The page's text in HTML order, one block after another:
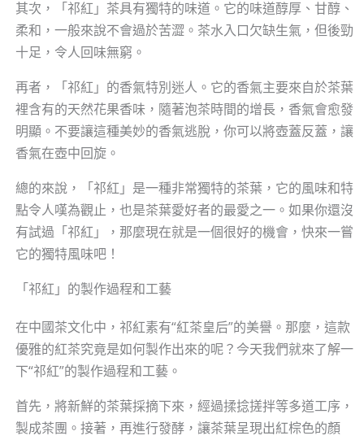
其次，「祁紅」茶具有獨特的味道。它的味道醇厚、甘醇、
柔和，一般來說不會過於苦澀。茶水入口欠缺生氣，但後勁
十足，令人回味無窮。
再者，「祁紅」的香氣特別迷人。它的香氣主要來自於茶葉
裡含有的天然花果香味，隨著泡茶時間的增長，香氣會愈發
明顯。不要讓這種美妙的香氣逃脫，你可以將壺蓋反蓋，讓
香氣在壺中回旋。
總的來說，「祁紅」是一種非常獨特的茶葉，它的風味和特
點令人嘆為觀止，也是茶葉愛好者的最愛之一。如果你還沒
有試過「祁紅」，那麼現在就是一個很好的機會，快來一嘗
它的獨特風味吧！
「祁紅」的製作過程和工藝
在中國茶文化中，祁紅素有“紅茶皇后”的美譽。那麼，這款
優雅的紅茶究竟是如何製作出來的呢？今天我們就來了解一
下“祁紅”的製作過程和工藝。
首先，將新鮮的茶葉採摘下來，經過揉捻搓拌等多道工序，
製成茶團。接著，再進行發酵，讓茶葉呈現出紅棕色的顏